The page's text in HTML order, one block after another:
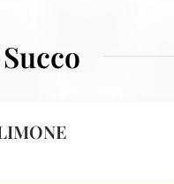
Succo